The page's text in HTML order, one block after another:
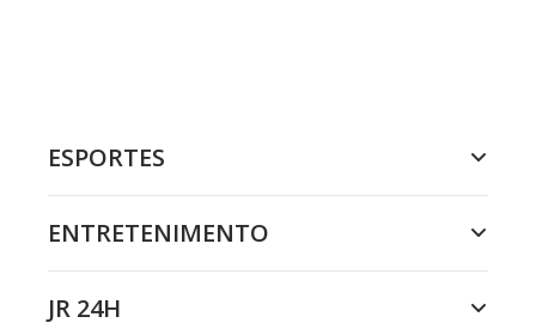
ESPORTES
ENTRETENIMENTO
JR 24H